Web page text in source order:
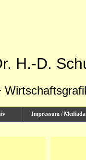
H.-D.
Impressum /